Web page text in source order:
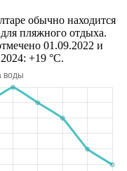
обычно находится
пляжного отдыха.
01.09.2022 и
+19 °C.